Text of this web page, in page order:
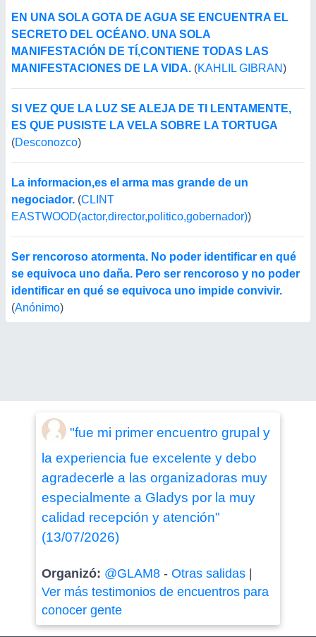
EN UNA SOLA GOTA DE AGUA SE ENCUENTRA EL
SECRETO DEL OCÉANO. UNA SOLA
MANIFESTACIÓN DE TÍ,CONTIENE TODAS LAS
MANIFESTACIONES DE LA VIDA. (KAHLIL GIBRAN)
SI VEZ QUE LA LUZ SE ALEJA DE TI LENTAMENTE,
ES QUE PUSISTE LA VELA SOBRE LA TORTUGA
(Desconozco)
La informacion,es el arma mas grande de un
negociador. (CLINT
EASTWOOD(actor,director,politico,gobernador))
Ser rencoroso atormenta. No poder identificar en qué
se equivoca uno daña. Pero ser rencoroso y no poder
identificar en qué se equivoca uno impide convivir.
(Anónimo)
"fue mi primer encuentro grupal y
la experiencia fue excelente y debo
agradecerle a las organizadoras muy
especialmente a Gladys por la muy
calidad recepción y atención"
(13/07/2026)
Organizó: @GLAM8- Otras salidas|
Ver más testimonios de encuentros para
conocer gente